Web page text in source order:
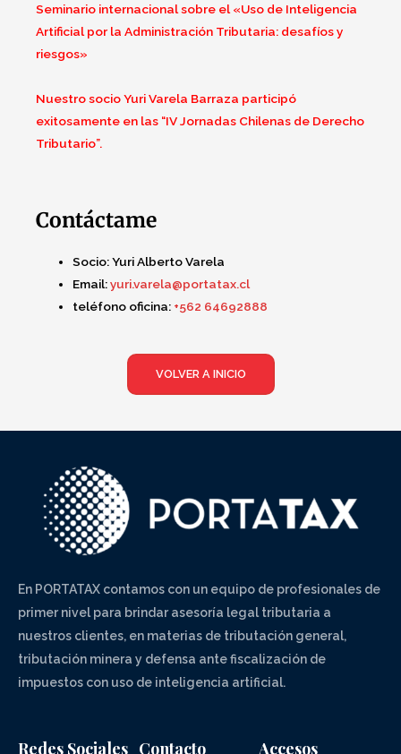
Seminario internacional sobre el «Uso de Inteligencia
Artificial por la Administración Tributaria: desafíos y
riesgos»
Nuestro socio Yuri Varela Barraza participó
exitosamente en las “IV Jornadas Chilenas de Derecho
Tributario”.
Contáctame
Socio:Yuri Alberto Varela
Email:yuri.varela@portatax.cl
teléfono oficina: +562 64692888
VOLVER A INICIO
En PORTATAX contamos con un equipo de profesionales de
primer nivel para brindar asesoría legal tributaria a
nuestros clientes, en materias de tributación general,
tributación minera y defensa ante fiscalización de
impuestos con uso de inteligencia artificial.
Redes Sociales Contacto Accesos